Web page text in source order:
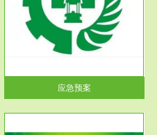
应急预案